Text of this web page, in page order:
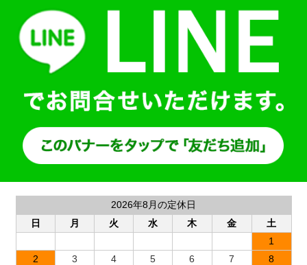
2026年8月の定休日
日
月 火 水 木 金
土
1
2
3 4 5 6 7
8